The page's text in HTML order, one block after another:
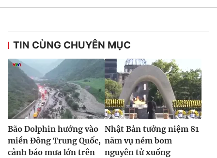
Ðiện thoại Thời báo VTV:024.66 897 897
TIN CÙNG CHUYÊN MỤC
Bão Dolphin hướng vào
miền Đông Trung Quốc,
cảnh báo mưa lớn trên
Nhật Bản tưởng niệm 81
năm vụ ném bom
nguyên tử xuống